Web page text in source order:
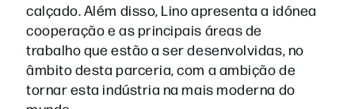
calçado. Além disso, Lino apresenta a idónea
cooperação e as principais áreas de
trabalho que estão a ser desenvolvidas, no
âmbito desta parceria, com a ambição de
tornar esta indústria na mais moderna do